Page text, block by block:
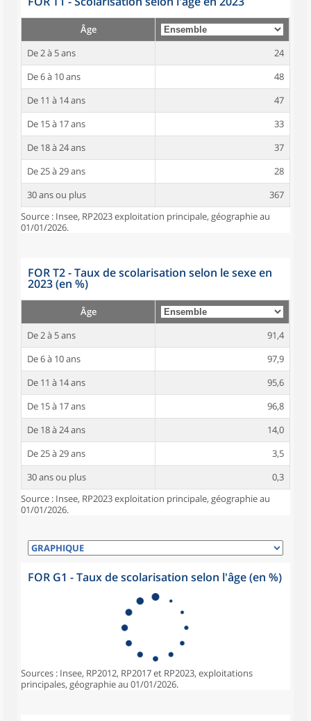
Âge
De 2 à 5 ans
24
De 6 à 10 ans
48
De 11 à 14 ans
47
De 15 à 17 ans
33
De 18 à 24 ans
37
De 25 à 29 ans
28
30 ans ou plus
367
Source : Insee, RP2023 exploitation principale, géographie au
01/01/2026.
FOR T2 - Taux de scolarisation selon le sexe en
2023 (en %)
Âge
De 2 à 5 ans
91,4
De 6 à 10 ans
97,9
De 11 à 14 ans
95,6
De 15 à 17 ans
96,8
De 18 à 24 ans
14,0
De 25 à 29 ans
3,5
30 ans ou plus
0,3
Source : Insee, RP2023 exploitation principale, géographie au
01/01/2026.
FOR G1 - Taux de scolarisation selon l'âge (en %)
Sources : Insee, RP2012, RP2017 et RP2023, exploitations
principales, géographie au 01/01/2026.